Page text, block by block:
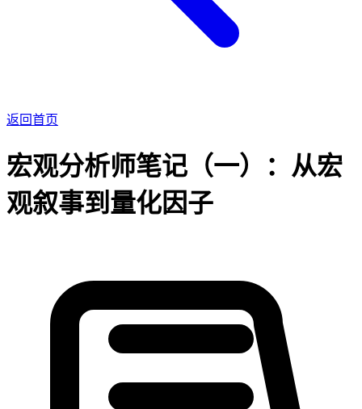
返回首页
宏观分析师笔记（一）：从宏
观叙事到量化因子